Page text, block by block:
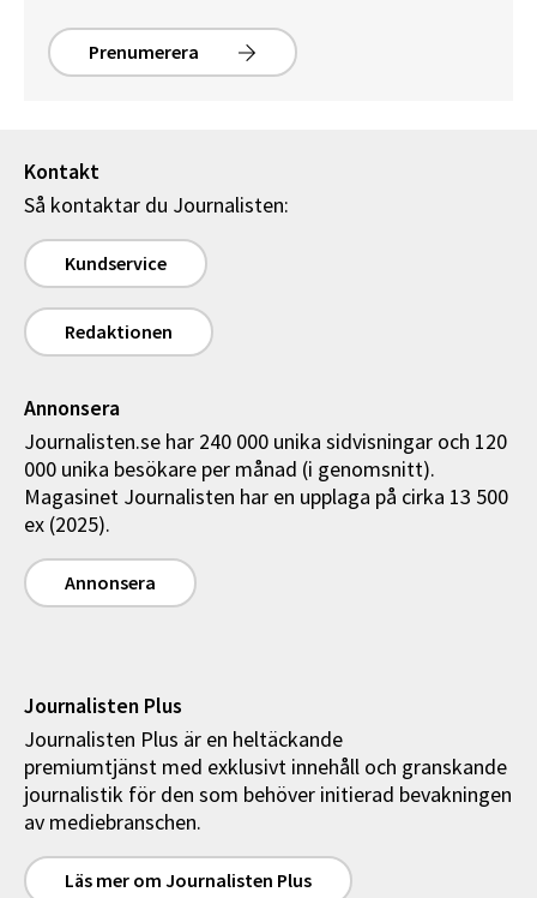
Prenumerera
Kontakt
Så kontaktar du Journalisten:
Kundservice
Redaktionen
Annonsera
Journalisten.se har 240 000 unika sidvisningar och 120
000 unika besökare per månad (i genomsnitt).
Magasinet Journalisten har en upplaga på cirka 13 500
ex (2025).
Annonsera
Journalisten Plus
Journalisten Plus är en heltäckande
premiumtjänst med exklusivt innehåll och granskande
journalistik för den som behöver initierad bevakningen
av mediebranschen.
Läs mer om Journalisten Plus